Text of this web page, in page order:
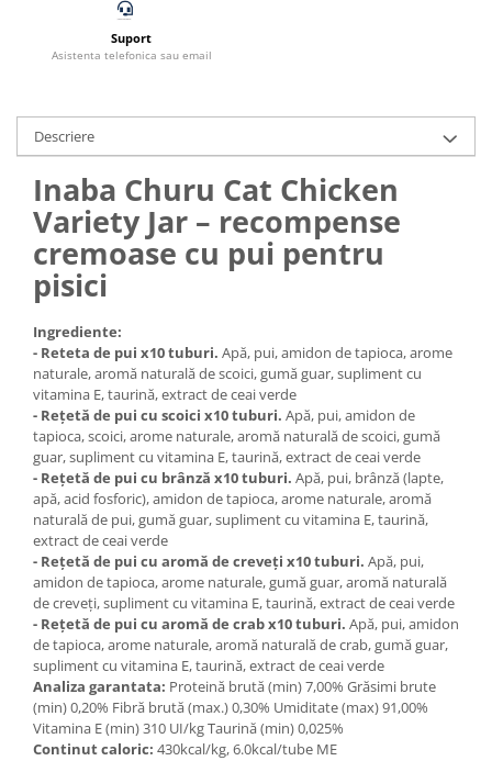
Fertilizatori acvarii
Tratamente pesti acvariu
Curatare acvarii
Conditioneri apa acvariu
Medii filtrante
Decoruri si plante artificiale
Accesorii acvarii
Piese de schimb
Pasari
Batoane
Colivii pentru pasari
Hrana pasari
Rozatoare
Igiena rozatoare
Hrana Rozatoare
Reptile
Hrana reptile
Igiena reptile
Decoruri terarii
Incalzitoare si pompe terarii
Solutii iluminat terarii
Lampi terarii
Suplimente vitamino minerale
reptile
Suport
Asistenta telefonica sau email
Descriere
Inaba Churu Cat Chicken
Variety Jar – recompense
cremoase cu pui pentru
pisici
Ingrediente:
- Reteta de pui x10 tuburi. Apă, pui, amidon de tapioca, arome
naturale, aromă naturală de scoici, gumă guar, supliment cu
vitamina E, taurină, extract de ceai verde
- Rețetă de pui cu scoici x10 tuburi. Apă, pui, amidon de
tapioca, scoici, arome naturale, aromă naturală de scoici, gumă
guar, supliment cu vitamina E, taurină, extract de ceai verde
- Rețetă de pui cu brânză x10 tuburi. Apă, pui, brânză (lapte,
apă, acid fosforic), amidon de tapioca, arome naturale, aromă
naturală de pui, gumă guar, supliment cu vitamina E, taurină,
extract de ceai verde
- Rețetă de pui cu aromă de creveți x10 tuburi. Apă, pui,
amidon de tapioca, arome naturale, gumă guar, aromă naturală
de creveți, supliment cu vitamina E, taurină, extract de ceai verde
- Rețetă de pui cu aromă de crab x10 tuburi. Apă, pui, amidon
de tapioca, arome naturale, aromă naturală de crab, gumă guar,
supliment cu vitamina E, taurină, extract de ceai verde
Analiza garantata: Proteină brută (min) 7,00% Grăsimi brute
(min) 0,20% Fibră brută (max.) 0,30% Umiditate (max) 91,00%
Vitamina E (min) 310 UI/kg Taurină (min) 0,025%
Continut caloric: 430kcal/kg, 6.0kcal/tube ME